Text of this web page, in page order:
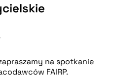
na spotkanie
FAIRP.